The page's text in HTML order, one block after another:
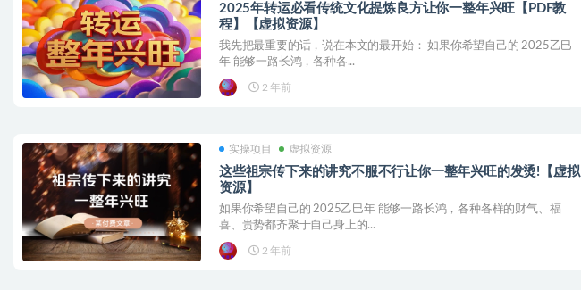
2025年转运必看传统文化提炼良方让你一整年兴旺【PDF教
程】【虚拟资源】
我先把最重要的话，说在本文的最开始： 如果你希望自己的 2025乙巳
年 能够一路长鸿，各种各...
2 年前
实操项目 虚拟资源
这些祖宗传下来的讲究不服不行让你一整年兴旺的发烫!【虚拟
资源】
如果你希望自己的 2025乙巳年 能够一路长鸿，各种各样的财气、福
喜、贵势都齐聚于自己身上的...
2 年前